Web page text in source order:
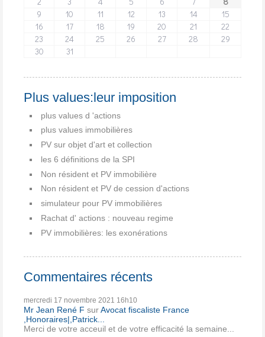
9
10 11 12 13 14
15
16
17 18 19 20 21
22
23
24 25 26 27 28
29
30
31
Plus values:leur imposition
plus values d 'actions
plus values immobilières
PV sur objet d'art et collection
les 6 définitions de la SPI
Non résident et PV immobilière
Non résident et PV de cession d'actions
simulateur pour PV immobilières
Rachat d' actions : nouveau regime
PV immobilières: les exonérations
Commentaires récents
mercredi 17 novembre 2021 16h10
Mr Jean René F surAvocat fiscaliste France
,Honoraires|,Patrick...
Merci de votre acceuil et de votre efficacité la semaine...